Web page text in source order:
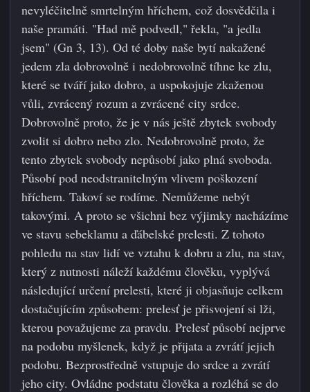
nevyléčitelně smrtelným hříchem, což dosvědčila i
naše pramáti. "Had mě podvedl," řekla, "a jedla
jsem" (Gn 3, 13). Od té doby naše bytí nakažené
jedem zla dobrovolně i nedobrovolně tíhne ke zlu,
které se tváří jako dobro, a uspokojuje zkaženou
vůli, zvrácený rozum a zvrácené city srdce.
Dobrovolně proto, že je v nás ještě zbytek svobody
zvolit si dobro nebo zlo. Nedobrovolně proto, že
tento zbytek svobody nepůsobí jako plná svoboda.
Působí pod neodstranitelným vlivem poškození
hříchem. Takoví se rodíme. Nemůžeme nebýt
takovými. A proto se všichni bez výjimky nacházíme
ve stavu sebeklamu a ďábelské prelesti. Z tohoto
pohledu na stav lidí ve vztahu k dobru a zlu, na stav,
který z nutnosti náleží každému člověku, vyplývá
následující určení prelesti, které ji objasňuje celkem
dostačujícím způsobem: prelesť je přisvojení si lži,
kterou považujeme za pravdu. Prelesť působí nejprve
na podobu myšlenek, když je přijata a zvrátí jejich
podobu. Bezprostředně vstupuje do srdce a zvrátí
jeho city. Ovládne podstatu člověka a rozléhá se do